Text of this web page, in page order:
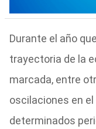
Durante el año
trayectoria de la
marcada, entre
oscilaciones en
determinados